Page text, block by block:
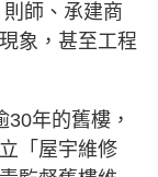
師、承建商
象，甚至工程
年的舊樓，
「屋宇維修